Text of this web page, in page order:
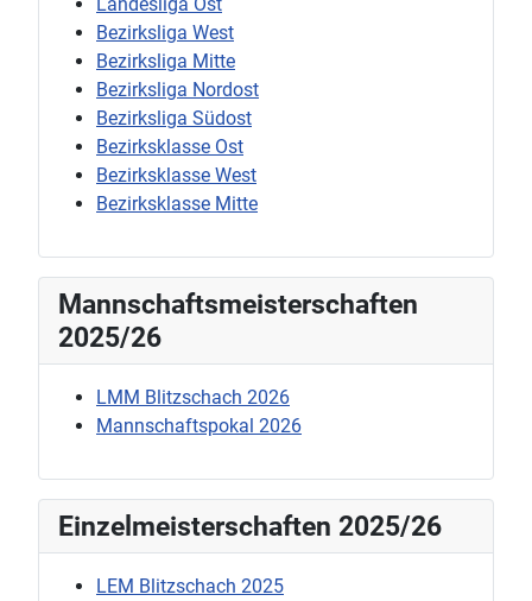
Bezirksliga West
Bezirksliga Mitte
Bezirksliga Nordost
Bezirksliga Südost
Bezirksklasse Ost
Bezirksklasse West
Bezirksklasse Mitte
Mannschaftsmeisterschaften
2025/26
LMM Blitzschach 2026
Mannschaftspokal 2026
Einzelmeisterschaften 2025/26
LEM Blitzschach 2025